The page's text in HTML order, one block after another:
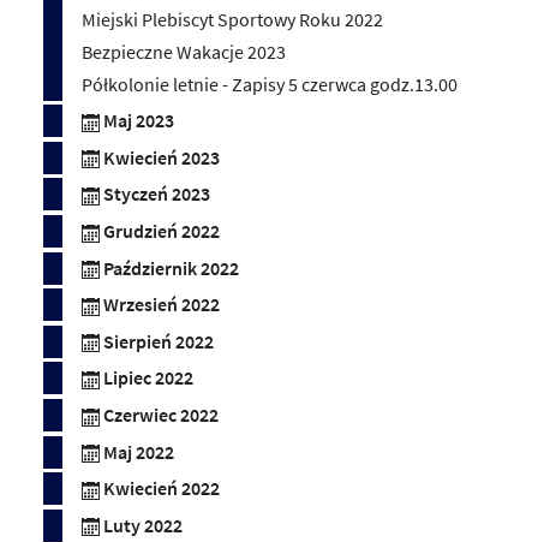
Miejski Plebiscyt Sportowy Roku 2022
Bezpieczne Wakacje 2023
Półkolonie letnie - Zapisy 5 czerwca godz.13.00
Maj 2023
Kwiecień 2023
Styczeń 2023
Grudzień 2022
Październik 2022
Wrzesień 2022
Sierpień 2022
Lipiec 2022
Czerwiec 2022
Maj 2022
Kwiecień 2022
Luty 2022